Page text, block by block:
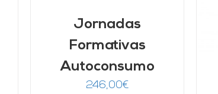
Jornadas
Formativas
Autoconsumo
246,00€